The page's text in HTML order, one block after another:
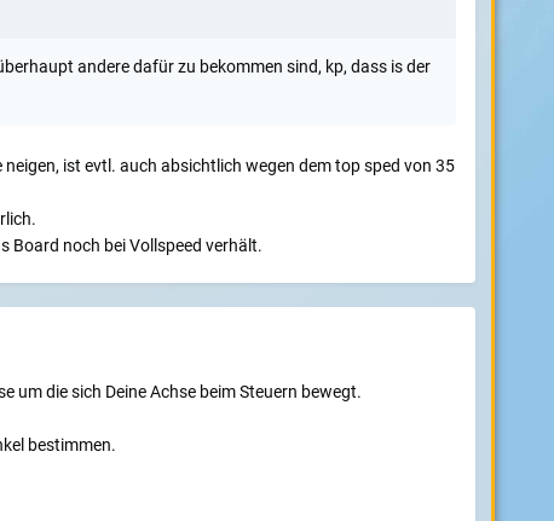
andere dafür zu bekommen sind, kp, dass is der
ist evtl. auch absichtlich wegen dem top sped von 35
Board noch bei Vollspeed verhält.
um die sich Deine Achse beim Steuern bewegt.
bestimmen.